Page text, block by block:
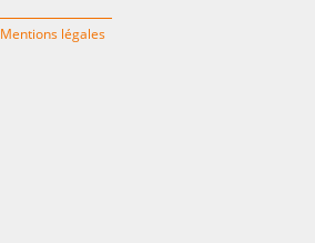
Mentions légales